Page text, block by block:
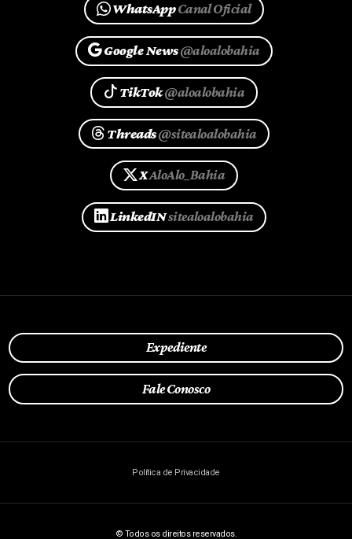
WhatsAppCanal Oficial
Google News@aloalobahia
TikTok@aloalobahia
Threads@sitealoalobahia
XAloAlo_Bahia
LinkedINsitealoalobahia
Expediente
Fale Conosco
Política de Privacidade
© Todos os direitos reservados.